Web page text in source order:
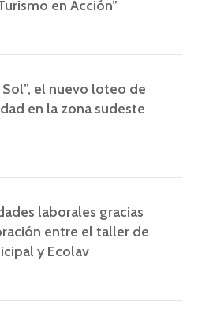
en Acción”
el nuevo loteo de
en la zona sudeste
laborales gracias
entre el taller de
y Ecolav